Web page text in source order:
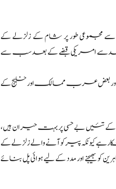
طور پر شام کے زلزلے کے
کی تعداد 6 ممالک تک پہنچ گئی ہے۔ دو ممالک جو 2001 اور 2003 کے بعد سے امریکی قبضے کے بعد سب سے
اور بعض عرب ممالک اور خلیج کے
بے حسی پر بہت حیران ہیں،
کیونکہ پیر کو آنے والے زلزلے کے
اور مدد کے لیے ہوائی پل بنائے